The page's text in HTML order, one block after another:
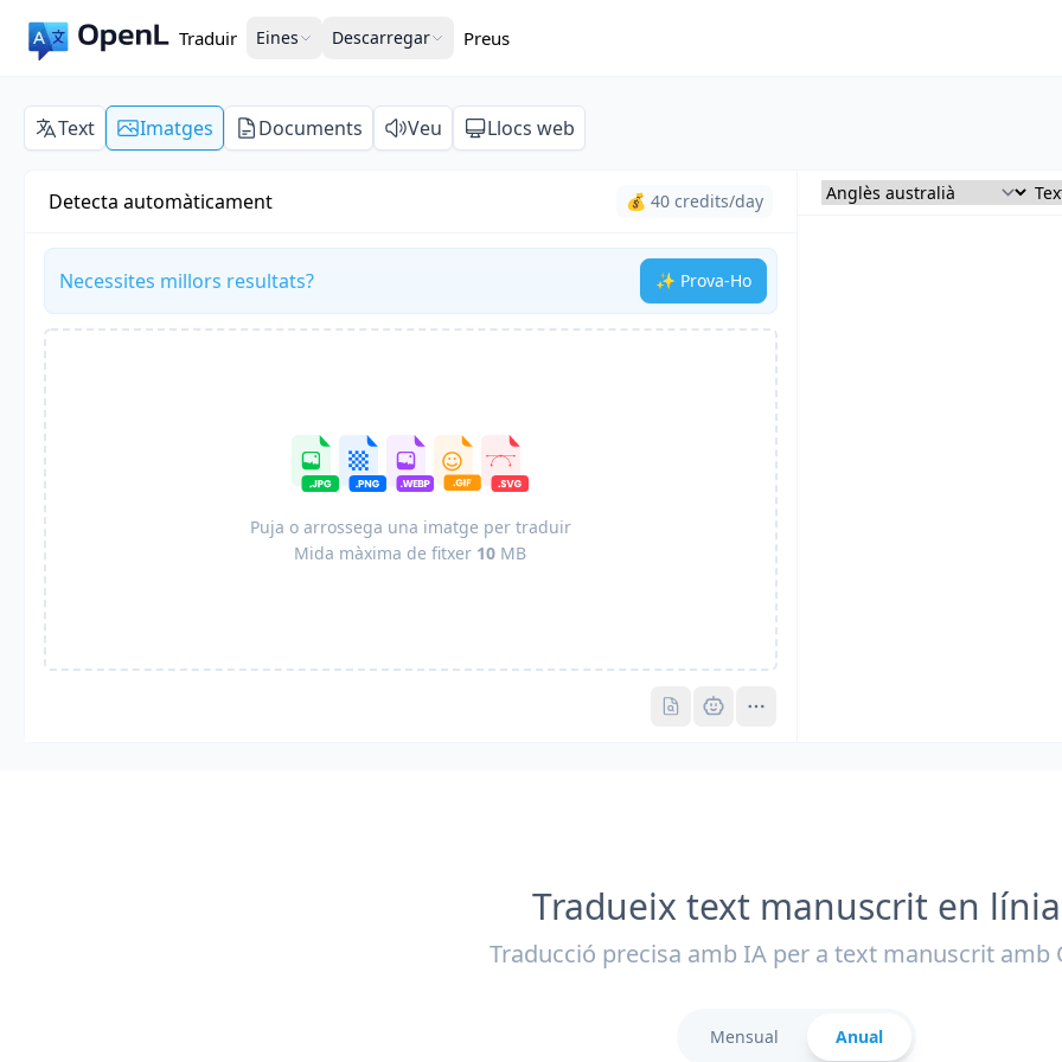
Traduir Eines Descarregar Preus
Text Imatges Documents Veu Llocs web
Detecta automàticament 💰 40 credits/day
Necessites millors resultats? ✨ Prova-Ho
Puja o arrossega una imatge per traduir
Mida màxima de fitxer 10 MB
Pro
Tradueix text manuscrit en línia
Traducció precisa amb IA per a text manuscrit amb
Mensual Anual